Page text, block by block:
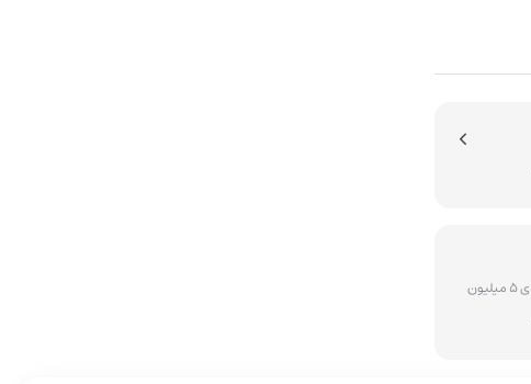
ارسال رایگان فقط برای سفارشات بالای 5 میلیون